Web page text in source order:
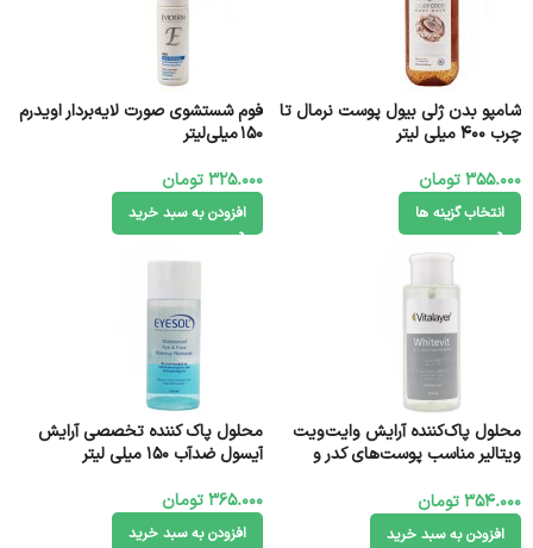
شامپو بدن ژلی بیول پوست نرمال تا
چرب 400 میلی لیتر
355.000تومان
انتخاب گزینه ها
فوم شستشوی صورت لایه‌بردار اویدرم
150 میلی‌لیتر
325.000تومان
افزودن به سبد خرید
محلول پاک‌کننده آرایش وایت‌ویت
ویتالیر مناسب پوست‌های کدر و
354.000تومان
افزودن به سبد خرید
محلول پاک کننده تخصصی آرایش
آیسول ضدآب 150 میلی لیتر
365.000تومان
افزودن به سبد خرید